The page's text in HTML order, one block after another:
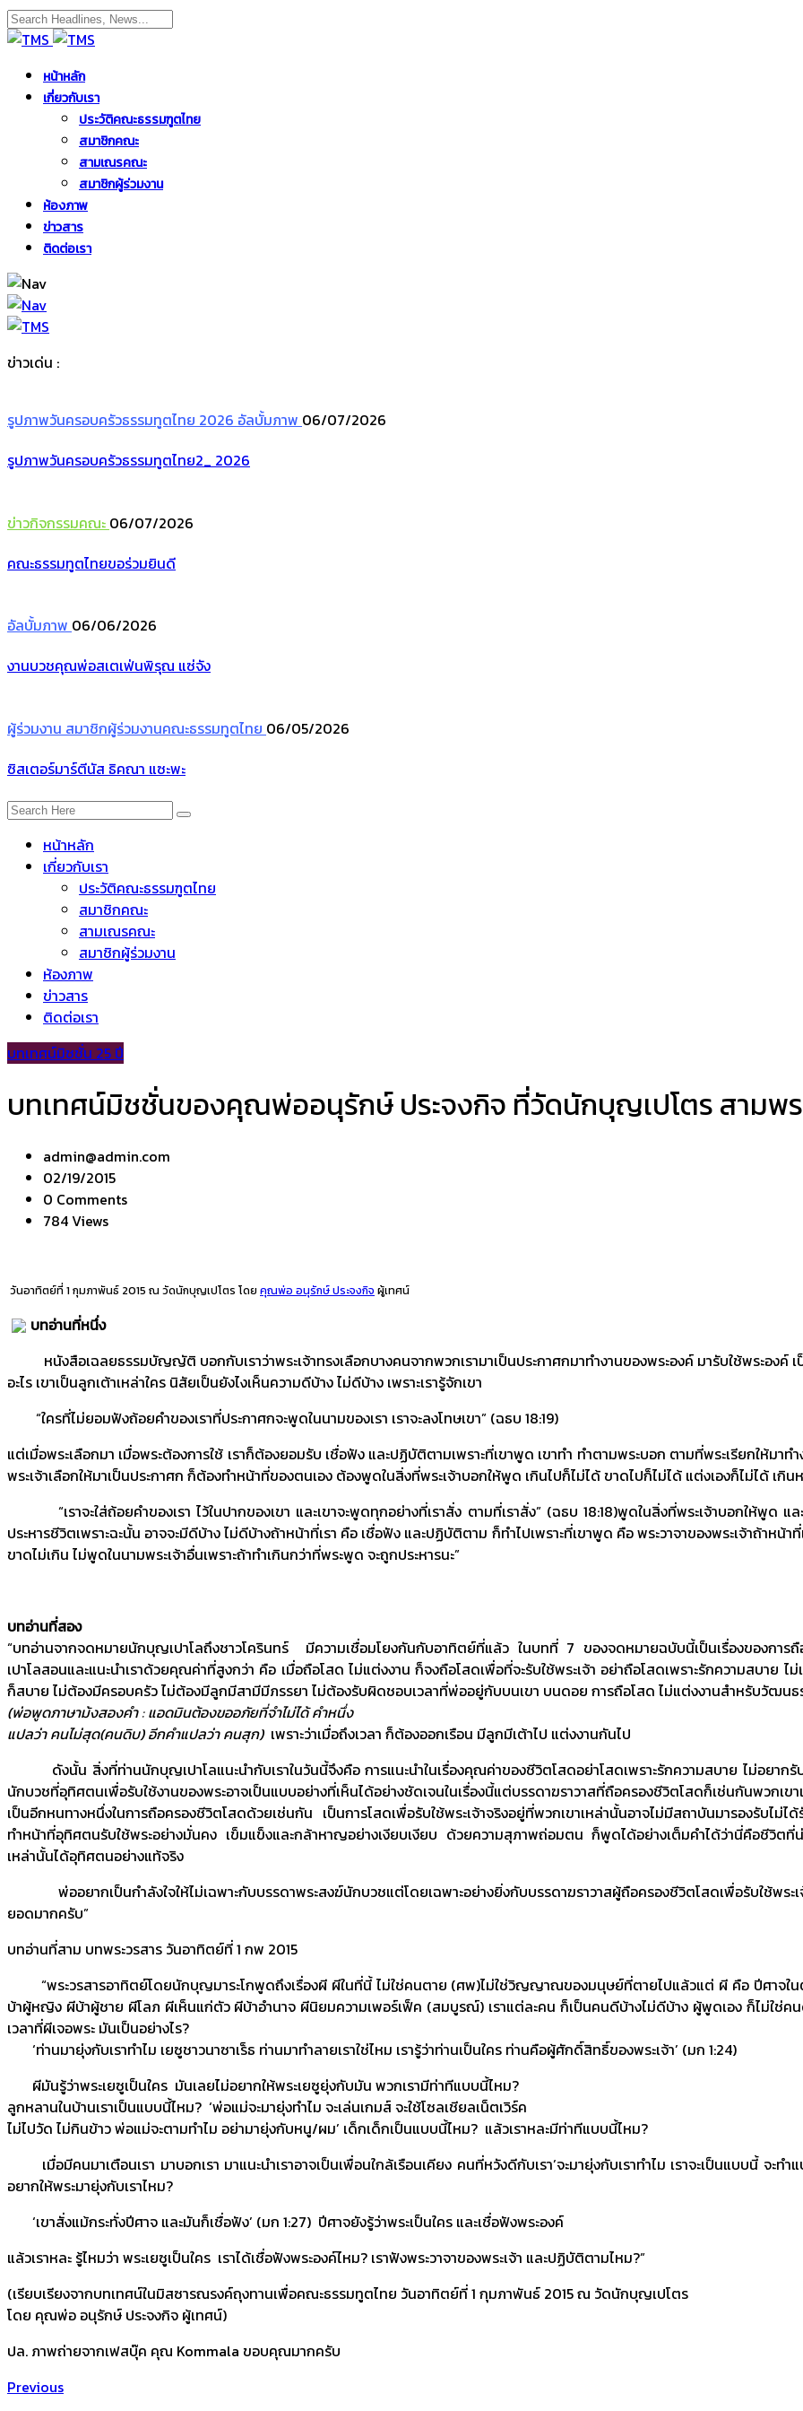
หน้าหลัก
เกี่ยวกับเรา
ประวัติคณะธรรมฑูตไทย
สมาชิกคณะ
สามเณรคณะ
สมาชิกผู้ร่วมงาน
ห้องภาพ
ข่าวสาร
ติดต่อเรา
ข่าวเด่น :
รูปภาพวันครอบครัวธรรมทูตไทย 2026 อัลบั้มภาพ 06/07/2026
รูปภาพวันครอบครัวธรรมทูตไทย2_ 2026
ข่าวกิจกรรมคณะ 06/07/2026
คณะธรรมทูตไทยขอร่วมยินดี
อัลบั้มภาพ 06/06/2026
งานบวชคุณพ่อสเตเฟ่นพิรุณ แซ่จัง
ผู้ร่วมงาน สมาชิกผู้ร่วมงานคณะธรรมทูตไทย 06/05/2026
ซิสเตอร์มาร์ตีนัส ธิคณา แซะพะ
หน้าหลัก
เกี่ยวกับเรา
ประวัติคณะธรรมฑูตไทย
สมาชิกคณะ
สามเณรคณะ
สมาชิกผู้ร่วมงาน
ห้องภาพ
ข่าวสาร
ติดต่อเรา
บทเทศน์มิชชั่น 25 ปี
บทเทศน์มิชชั่นของคุณพ่ออนุรักษ์ ประจงกิจ ที่วัดนักบุญเปโตร สามพ
admin@admin.com
02/19/2015
0 Comments
784 Views
วันอาทิตย์ที่ 1 กุมภาพันธ์ 2015 ณ วัดนักบุญเปโตร โดย คุณพ่อ อนุรักษ์ ประจงกิจ ผู้เทศน์
บทอ่านที่หนึ่ง
หนังสือเฉลยธรรมบัญญัติ บอกกับเราว่าพระเจ้าทรงเลือกบางคนจากพวกเรามาเป็นประกาศกมาทำงานของพระองค์ มารับใช้พระองค์ เป็
อะไร เขาเป็นลูกเต้าเหล่าใคร นิสัยเป็นยังไงเห็นความดีบ้าง ไม่ดีบ้าง เพราะเรารู้จักเขา
“ใครที่ไม่ยอมฟังถ้อยคำของเราที่ประกาศกจะพูดในนามของเรา เราจะลงโทษเขา” (ฉธบ 18:19)
แต่เมื่อพระเลือกมา เมื่อพระต้องการใช้ เราก็ต้องยอมรับ เชื่อฟัง และปฏิบัติตามเพราะที่เขาพูด เขาทำ ทำตามพระบอก ตามที่พระเรียกให้มา
พระเจ้าเลือกให้มาเป็นประกาศก ก็ต้องทำหน้าที่ของตนเอง ต้องพูดในสิ่งที่พระเจ้าบอกให้พูด เกินไปก็ไม่ได้ ขาดไปก็ไม่ได้ แต่งเองก็ไม่ได้ เกิน
“เราจะใส่ถ้อยคำของเรา ไว้ในปากของเขา และเขาจะพูดทุกอย่างที่เราสั่ง ตามที่เราสั่ง” (ฉธบ 18:18)พูดในสิ่งที่พระเจ้าบอกให้พูด แ
ประหารชีวิตเพราะฉะนั้น อาจจะมีดีบ้าง ไม่ดีบ้างถ้าหน้าที่เรา คือ เชื่อฟัง และปฏิบัติตาม ก็ทำไปเพราะที่เขาพูด คือ พระวาจาของพระเจ้าถ้าหน้
ขาดไม่เกิน ไม่พูดในนามพระเจ้าอื่นเพราะถ้าทำเกินกว่าที่พระพูด จะถูกประหารนะ”
บทอ่านที่สอง
“บทอ่านจากจดหมายนักบุญเปาโลถึงชาวโครินทร์ มีความเชื่อมโยงกันกับอาทิตย์ที่แล้ว ในบทที่ 7 ของจดหมายฉบับนี้เป็นเรื่องของการ
เปาโลสอนและแนะนำเราด้วยคุณค่าที่สูงกว่า คือ เมื่อถือโสด ไม่แต่งงาน ก็จงถือโสดเพื่อที่จะรับใช้พระเจ้า อย่าถือโสดเพราะรักความสบาย ไ
ก็สบาย ไม่ต้องมีครอบครัว ไม่ต้องมีลูกมีสามีมีภรรยา ไม่ต้องรับผิดชอบเวลาที่พ่ออยู่กับบนเขา บนดอย การถือโสด ไม่แต่งงานสำหรับวัฒน
(พ่อพูดภาษาม้งสองคำ : แอดมินต้องขออภัยที่จำไม่ได้ คำหนึ่ง
แปลว่า คนไม่สุด(คนดิบ) อีกคำแปลว่า คนสุก) เพราะว่าเมื่อถึงเวลา ก็ต้องออกเรือน มีลูกมีเต้าไป แต่งงานกันไป
ดังนั้น สิ่งที่ท่านนักบุญเปาโลแนะนำกับเราในวันนี้จึงคือ การแนะนำในเรื่องคุณค่าของชีวิตโสดอย่าโสดเพราะรักความสบาย ไม่อยากรับ
นักบวชที่อุทิศตนเพื่อรับใช้งานของพระอาจเป็นแบบอย่างที่เห็นได้อย่างชัดเจนในเรื่องนี้แต่บรรดาฆราวาสที่ถือครองชีวิตโสดก็เช่นกันพวกเ
เป็นอีกหนทางหนึ่งในการถือครองชีวิตโสดด้วยเช่นกัน เป็นการโสดเพื่อรับใช้พระเจ้าจริงอยู่ที่พวกเขาเหล่านั้นอาจไม่มีสถาบันมารองรับไม่
ทำหน้าที่อุทิศตนรับใช้พระอย่างมั่นคง เข็มแข็งและกล้าหาญอย่างเงียบเงียบ ด้วยความสุภาพถ่อมตน ก็พูดได้อย่างเต็มคำได้ว่านี่คือชีวิตที่น่
เหล่านั้นได้อุทิศตนอย่างแท้จริง
พ่ออยากเป็นกำลังใจให้ไม่เฉพาะกับบรรดาพระสงฆ์นักบวชแต่โดยเฉพาะอย่างยิ่งกับบรรดาฆราวาสผู้ถือครองชีวิตโสดเพื่อรับใช้พ
ยอดมากครับ”
บทอ่านที่สาม บทพระวรสาร วันอาทิตย์ที่ 1 กพ 2015
“พระวรสารอาทิตย์โดยนักบุญมาระโกพูดถึงเรื่องผี ผีในที่นี้ ไม่ใช่คนตาย (ศพ)ไม่ใช่วิญญาณของมนุษย์ที่ตายไปแล้วแต่ ผี คือ ปีศาจใ
บ้าผู้หญิง ผีบ้าผู้ชาย ผีโลภ ผีเห็นแก่ตัว ผีบ้าอำนาจ ผีนิยมความเพอร์เฟ็ค (สมบูรณ์) เราแต่ละคน ก็เป็นคนดีบ้างไม่ดีบ้าง ผู้พูดเอง ก็ไม่ใช่ค
เวลาที่ผีเจอพระ มันเป็นอย่างไร?
‘ท่านมายุ่งกับเราทำไม เยซูชาวนาซาเร็ธ ท่านมาทำลายเราใช่ไหม เรารู้ว่าท่านเป็นใคร ท่านคือผู้ศักดิ์สิทธิ์ของพระเจ้า’ (มก 1:24)
ผีมันรู้ว่าพระเยซูเป็นใคร มันเลยไม่อยากให้พระเยซูยุ่งกับมัน พวกเรามีท่าทีแบบนี้ไหม?
ลูกหลานในบ้านเราเป็นแบบนี้ไหม? ‘พ่อแม่จะมายุ่งทำไม จะเล่นเกมส์ จะใช้โซลเชียลเน็ตเวิร์ค
ไม่ไปวัด ไม่กินข้าว พ่อแม่จะตามทำไม อย่ามายุ่งกับหนู/ผม’ เด็กเด็กเป็นแบบนี้ไหม? แล้วเราหละมีท่าทีแบบนี้ไหม?
เมื่อมีคนมาเตือนเรา มาบอกเรา มาแนะนำเราอาจเป็นเพื่อนใกล้เรือนเคียง คนที่หวังดีกับเรา’จะมายุ่งกับเราทำไม เราจะเป็นแบบนี้ จะทำแ
อยากให้พระมายุ่งกับเราไหม?
‘เขาสั่งแม้กระทั่งปีศาจ และมันก็เชื่อฟัง’ (มก 1:27) ปีศาจยังรู้ว่าพระเป็นใคร และเชื่อฟังพระองค์
แล้วเราหละ รู้ไหมว่า พระเยซูเป็นใคร เราได้เชื่อฟังพระองค์ไหม? เราฟังพระวาจาของพระเจ้า และปฏิบัติตามไหม?”
(เรียบเรียงจากบทเทศน์ในมิสซารณรงค์ถุงทานเพื่อคณะธรรมทูตไทย วันอาทิตย์ที่ 1 กุมภาพันธ์ 2015 ณ วัดนักบุญเปโตร
โดย คุณพ่อ อนุรักษ์ ประจงกิจ ผู้เทศน์)
ปล. ภาพถ่ายจากเฟสบุ๊ค คุณ Kommala ขอบคุณมากครับ
Previous